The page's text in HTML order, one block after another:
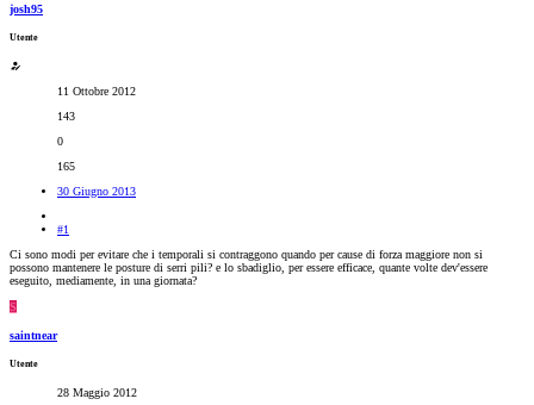
josh95
Utente
11 Ottobre 2012
143
0
165
30 Giugno 2013
#1
Ci sono modi per evitare che i temporali si contraggono quando per cause di forza maggiore non si
possono mantenere le posture di serri pili? e lo sbadiglio, per essere efficace, quante volte dev'essere
eseguito, mediamente, in una giornata?
S
saintnear
Utente
28 Maggio 2012